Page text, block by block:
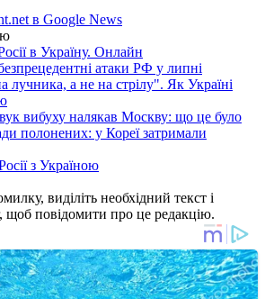
в Google News
в Україну. Онлайн
атаки РФ у липні
лучника, а не на стрілу". Як Україні
вибуху налякав Москву: що це було
полонених: у Кореї затримали
з Україною
виділіть необхідний текст і
щоб повідомити про це редакцію.